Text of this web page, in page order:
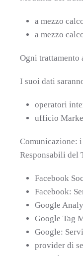
a mezzo
a mezzo
Ogni trattamento
I suoi dati
operatori
ufficio
Comunicazione:
Responsabili del
Facebook
Facebook:
Google
Google Tag
Google:
provider di